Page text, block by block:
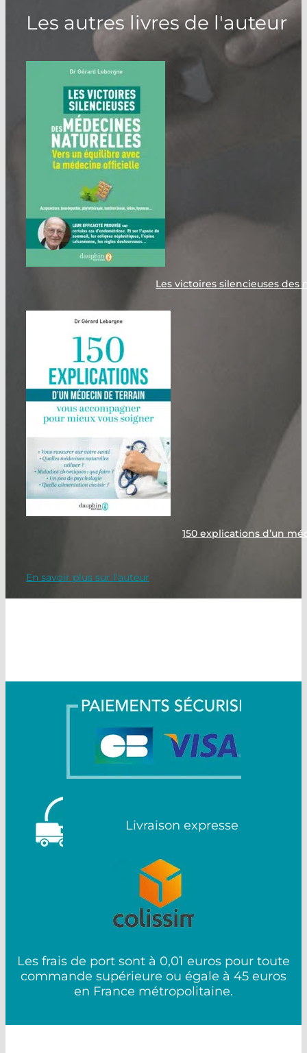
Les autres livres de l'auteur
Les victoires silencieuses des
150 explications d’un
En savoir plus sur l'auteur
Livraison expresse
Les frais de port sont à 0,01 euros pour toute
commande supérieure ou égale à 45 euros
en France métropolitaine.